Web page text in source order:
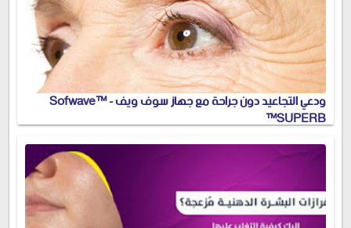
ودعي التجاعيد دون جراحة مع جهاز سوف ويف - Sofwave™
SUPERB™